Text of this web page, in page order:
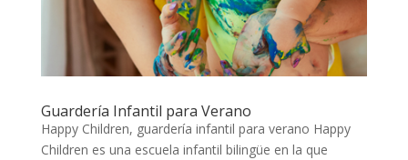
Guardería Infantil para Verano
Happy Children, guardería infantil para verano Happy
Children es una escuela infantil bilingüe en la que